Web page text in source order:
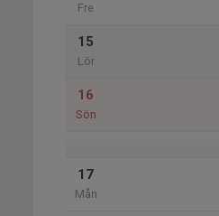
Fre
15
Lör
16
Sön
17
Mån